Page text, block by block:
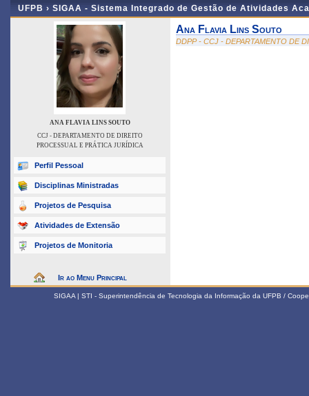
UFPB › SIGAA - Sistema Integrado de Gestão de Atividades
ANA FLAVIA LINS SOUTO
CCJ - DEPARTAMENTO DE DIREITO
PROCESSUAL E PRÁTICA JURÍDICA
Perfil Pessoal
Disciplinas Ministradas
Projetos de Pesquisa
Atividades de Extensão
Projetos de Monitoria
Ir ao Menu Principal
Ana Flavia Lins Souto
DDPP - CCJ - DEPARTAMENTO DE
SIGAA | STI - Superintendência de Tecnologia da Informação da UFPB /